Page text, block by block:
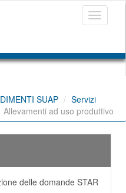
Toggle
SUAP
Servizi
Allevamenti ad uso produttivo
delle domande STAR